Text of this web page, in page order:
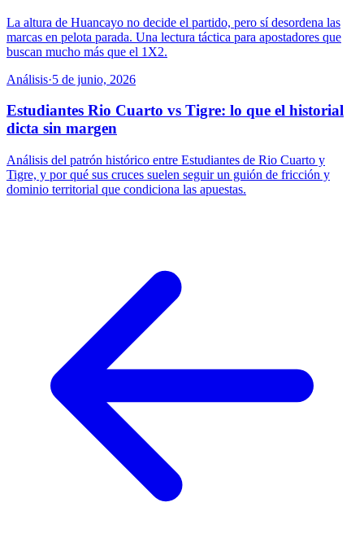
La altura de Huancayo no decide el partido, pero sí desordena las
marcas en pelota parada. Una lectura táctica para apostadores que
buscan mucho más que el 1X2.
Análisis·5 de junio, 2026
Estudiantes Rio Cuarto vs Tigre: lo que el historial
dicta sin margen
Análisis del patrón histórico entre Estudiantes de Rio Cuarto y
Tigre, y por qué sus cruces suelen seguir un guión de fricción y
dominio territorial que condiciona las apuestas.